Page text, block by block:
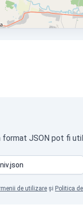
JSON pot fi
de utilizare și Politica